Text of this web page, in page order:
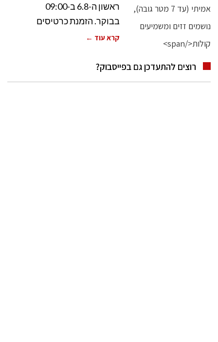
ראשון ה-6.8 ב-09:00
בבוקר. הזמנת כרטיסים
קרא עוד ←
רוצים להתעדכן גם בפייסבוק?